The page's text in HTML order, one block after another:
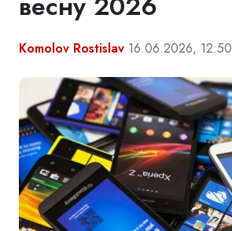
Komolov Rostislav 16.06.2026, 12:50